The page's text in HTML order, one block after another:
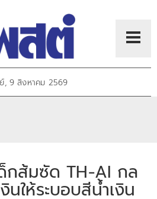
, 9 สิงหาคม 2569
กส้มซัด TH-AI กล
นให้ระบอบสีน้ำเงิน